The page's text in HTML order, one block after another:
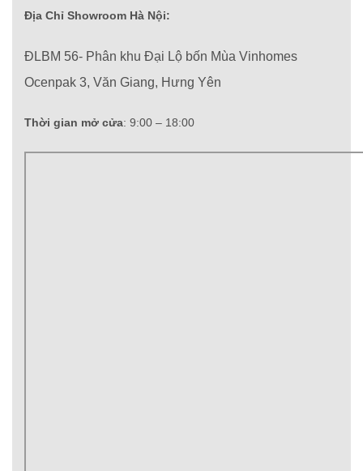
Địa Chỉ Showroom Hà Nội:
ĐLBM 56- Phân khu Đại Lộ bốn Mùa Vinhomes
Ocenpak 3, Văn Giang, Hưng Yên
Thời gian mở cửa: 9:00 – 18:00